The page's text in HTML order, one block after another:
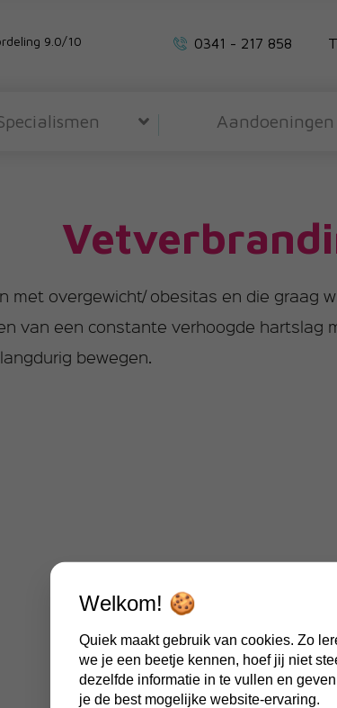
9.0/10 0341 - 217 858
Aandoeningen
met overgewicht/ obesitas en die graag
van een constante verhoogde hartslag
bewegen.
Welkom! 🍪
Quiek maakt gebruik van cookies. Zo
we je een beetje kennen, hoef jij niet
dezelfde informatie in te vullen en
je de best mogelijke website-ervaring.